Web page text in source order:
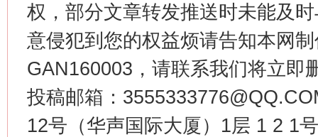
权，部分文章转发推送时未能及
意侵犯到您的权益烦请告知本网
GAN160003，请联系我们将立即
投稿邮箱：
12号（华声国际大厦）1层 1 2 1